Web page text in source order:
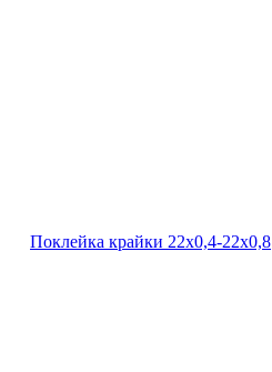
Поклейка крайки 22х0,4-22х0,8